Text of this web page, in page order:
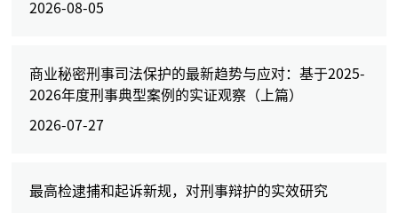
2026-08-05
商业秘密刑事司法保护的最新趋势与应对：基于2025-
2026年度刑事典型案例的实证观察（上篇）
2026-07-27
最高检逮捕和起诉新规，对刑事辩护的实效研究